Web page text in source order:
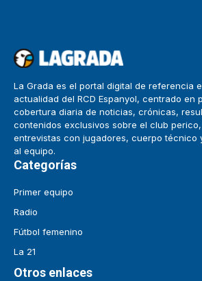
La Grada es el portal digital de referencia
actualidad del RCD Espanyol, centrado en
cobertura diaria de noticias, crónicas,
contenidos exclusivos sobre el club
entrevistas con jugadores, cuerpo técnico
al equipo.
Categorías
Primer equipo
Radio
Fútbol femenino
La 21
Otros enlaces